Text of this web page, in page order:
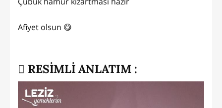
Afiyet olsun 😋
RESİMLİ ANLATIM :